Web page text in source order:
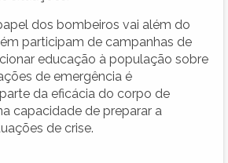
dos bombeiros vai além do
participam de campanhas de
educação à população sobre
de emergência é
da eficácia do corpo de
capacidade de preparar a
de crise.